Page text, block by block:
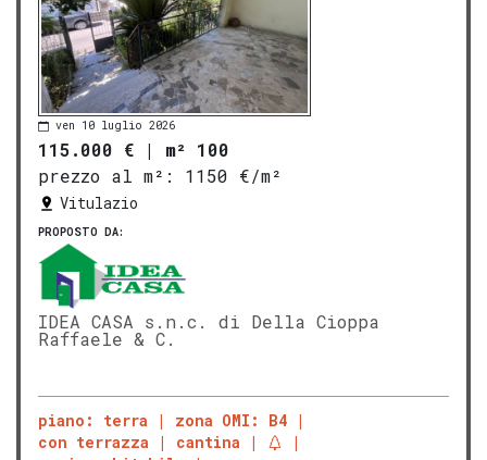
ven 10 luglio 2026
115.000 € | m² 100
prezzo al m²:
1150 €/m²
Vitulazio
PROPOSTO DA:
IDEA CASA s.n.c. di Della Cioppa
Raffaele & C.
piano: terra
zona OMI: B4
con terrazza
cantina